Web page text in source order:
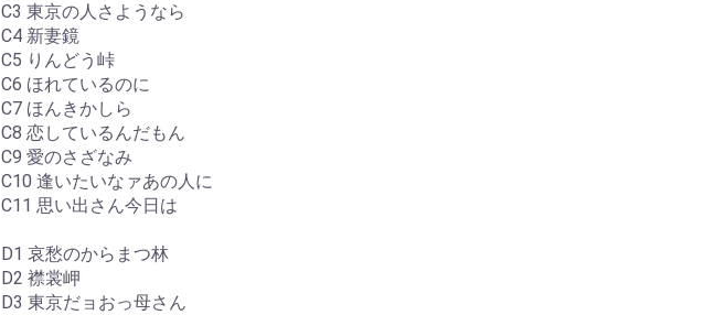
C3 東京の人さようなら
C4 新妻鏡
C5 りんどう峠
C6 ほれているのに
C7 ほんきかしら
C8 恋しているんだもん
C9 愛のさざなみ
C10 逢いたいなァあの人に
C11 思い出さん今日は
D1 哀愁のからまつ林
D2 襟裳岬
D3 東京だョおっ母さん